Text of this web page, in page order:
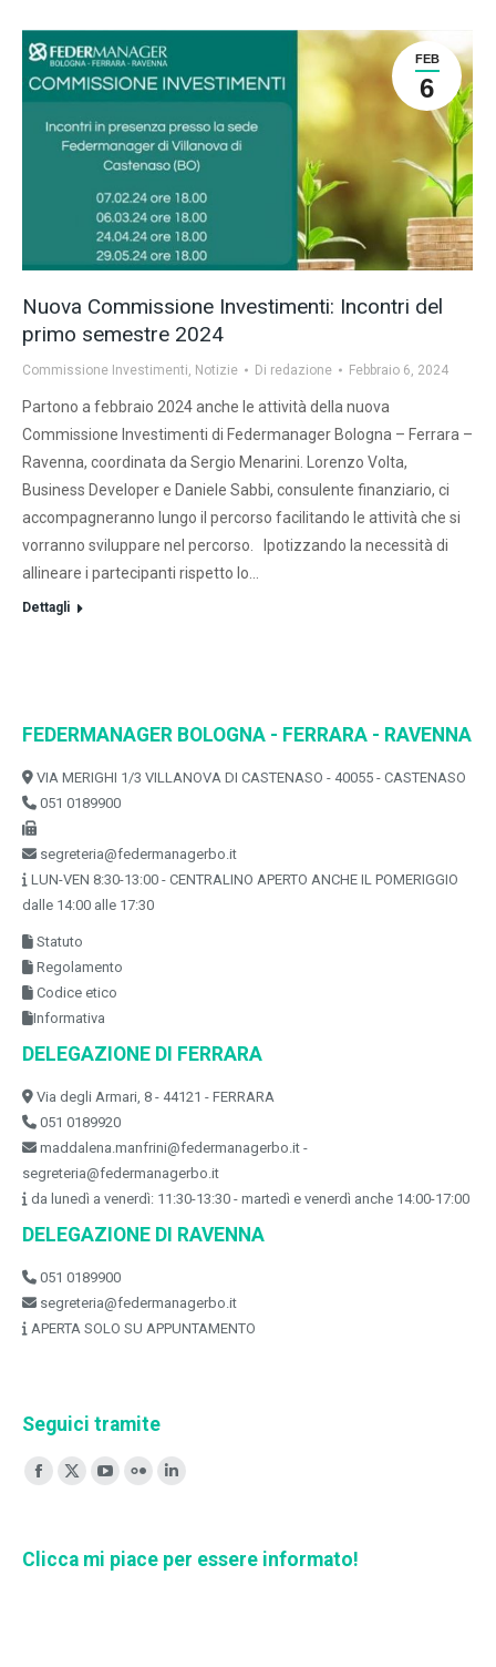
FEB
6
Nuova Commissione Investimenti: Incontri del
primo semestre 2024
Commissione Investimenti, Notizie Di redazione Febbraio 6, 2024
Partono a febbraio 2024 anche le attività della nuova
Commissione Investimenti di Federmanager Bologna – Ferrara –
Ravenna, coordinata da Sergio Menarini. Lorenzo Volta,
Business Developer e Daniele Sabbi, consulente finanziario, ci
accompagneranno lungo il percorso facilitando le attività che si
vorranno sviluppare nel percorso. Ipotizzando la necessità di
allineare i partecipanti rispetto lo…
Dettagli
FEDERMANAGER BOLOGNA - FERRARA - RAVENNA
VIA MERIGHI 1/3 VILLANOVA DI CASTENASO - 40055 - CASTENASO
051 0189900
segreteria@federmanagerbo.it
LUN-VEN 8:30-13:00 - CENTRALINO APERTO ANCHE IL POMERIGGIO
dalle 14:00 alle 17:30
Statuto
Regolamento
Codice etico
Informativa
DELEGAZIONE DI FERRARA
Via degli Armari, 8 - 44121 - FERRARA
051 0189920
maddalena.manfrini@federmanagerbo.it -
segreteria@federmanagerbo.it
da lunedì a venerdì: 11:30-13:30 - martedì e venerdì anche 14:00-17:00
DELEGAZIONE DI RAVENNA
051 0189900
segreteria@federmanagerbo.it
APERTA SOLO SU APPUNTAMENTO
Seguici tramite
Ci puoi trovare su:
Facebook
in
X
in
YouTube
in
Flickr
in
Linkedin
in
Clicca mi piace per essere informato!